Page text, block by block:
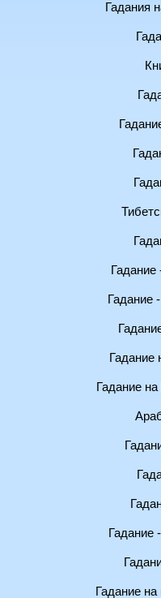
Гадания
Гадание
Гадание
Гадание
Гадание
Гадание